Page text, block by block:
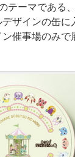
テーマである
ザインの缶に
催事場のみで